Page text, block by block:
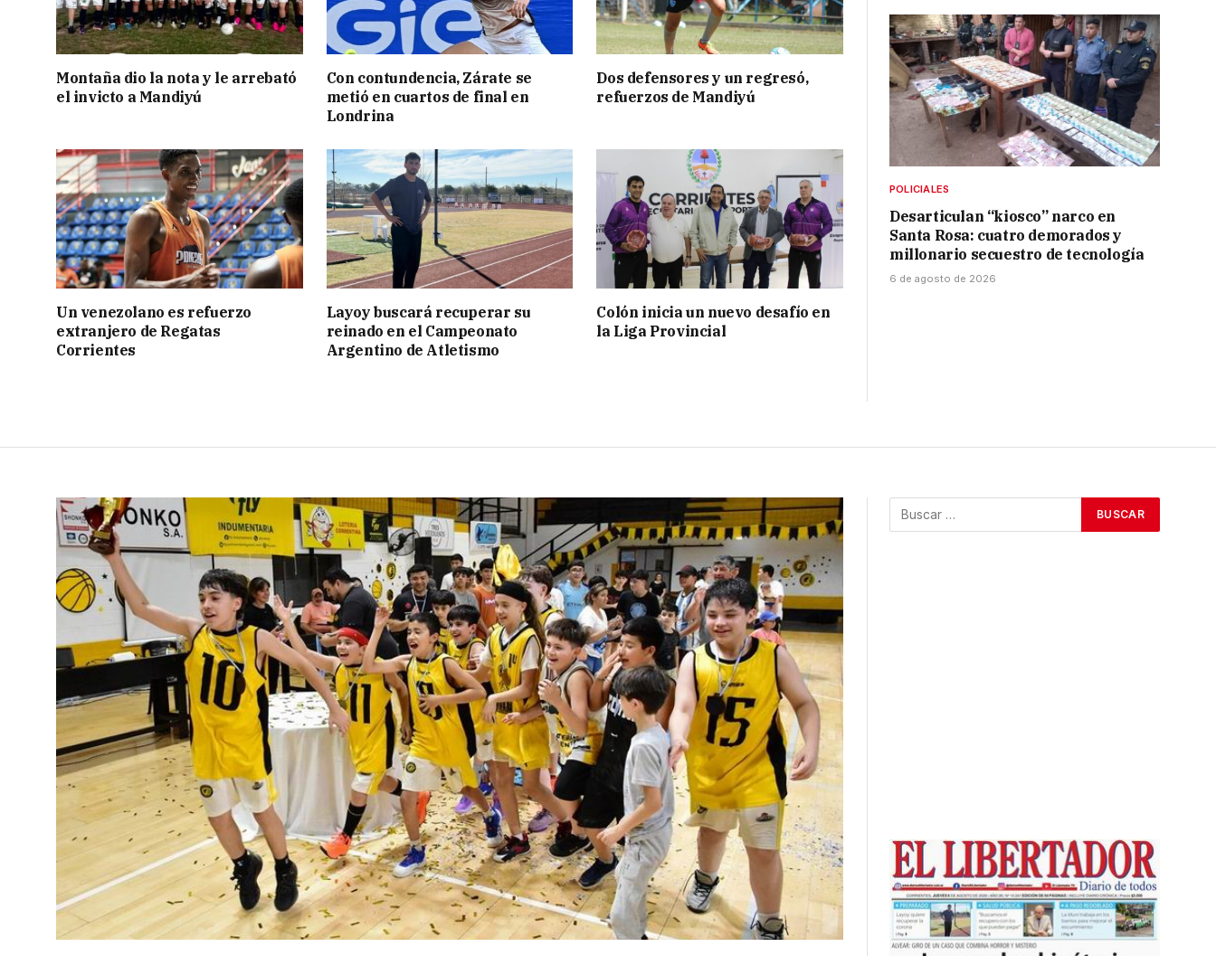
Montaña dio la nota y le arrebató
el invicto a Mandiyú
Con contundencia, Zárate se
metió en cuartos de final en
Londrina
Dos defensores y un regresó,
refuerzos de Mandiyú
Un venezolano es refuerzo
extranjero de Regatas
Corrientes
Layoy buscará recuperar su
reinado en el Campeonato
Argentino de Atletismo
Colón inicia un nuevo desafío en
la Liga Provincial
POLICIALES
Desarticulan “kiosco” narco en
Santa Rosa: cuatro demorados y
millonario secuestro de tecnología
6 de agosto de 2026